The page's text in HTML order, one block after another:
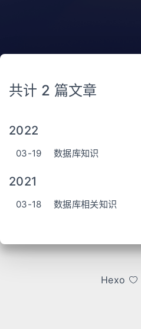
共计 2 篇文章
2022
03-19 数据库知识
2021
03-18 数据库相关知识
Hexo